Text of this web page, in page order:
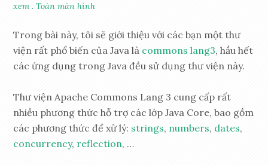
xem .Toàn màn hình
Trong bài này, tôi sẽ giới thiệu với các bạn một thư
viện rất phổ biến của Java là commons lang3, hầu hết
các ứng dụng trong Java đều sử dụng thư viện này.
Thư viện Apache Commons Lang 3 cung cấp rất
nhiều phương thức hỗ trợ các lớp Java Core, bao gồm
các phương thức để xử lý: strings, numbers, dates,
concurrency, reflection, …